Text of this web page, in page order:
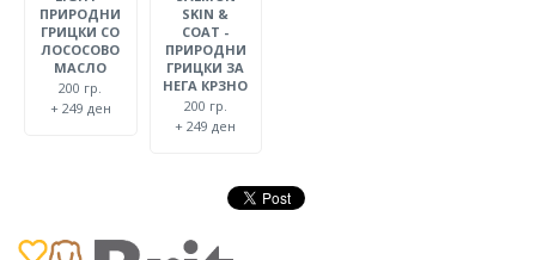
ПРИРОДНИ
ГРИЦКИ СО
ЛОСОСОВО
МАСЛО
200 гр.
+ 249 ден
SKIN &
COAT -
ПРИРОДНИ
ГРИЦКИ ЗА
НЕГА КРЗНО
200 гр.
+ 249 ден